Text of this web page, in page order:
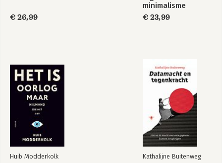
€ 26,99
minimalisme
€ 23,99
Huib Modderkolk Kathalijne Buitenweg